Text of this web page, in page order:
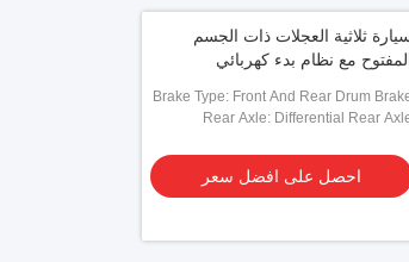
ثلاثية العجلات ذات الجسم
مع نظام بدء كهربائي
Brake Type: Front And Rear Drum
Rear Axle: Differential Rear
احصل على افضل سعر